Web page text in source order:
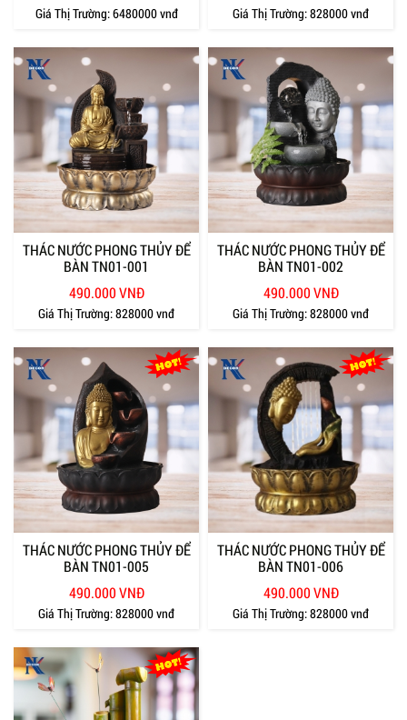
Giá Thị Trường:6480000 vnđ Giá Thị Trường:828000 vnđ
THÁC NƯỚC PHONG THỦY ĐỂ
BÀN TN01-001
490.000 VNĐ
Giá Thị Trường:828000 vnđ
THÁC NƯỚC PHONG THỦY ĐỂ
BÀN TN01-002
490.000 VNĐ
Giá Thị Trường:828000 vnđ
THÁC NƯỚC PHONG THỦY ĐỂ
BÀN TN01-005
490.000 VNĐ
Giá Thị Trường:828000 vnđ
THÁC NƯỚC PHONG THỦY ĐỂ
BÀN TN01-006
490.000 VNĐ
Giá Thị Trường:828000 vnđ